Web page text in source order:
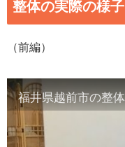
整体の実際の様子
（前編）